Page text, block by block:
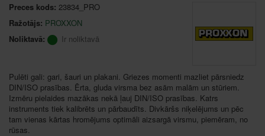
Preces kods: 23834_PRO
Ražotājs: PROXXON
Noliktavā:
Ir noliktavā
Pulēti gali: gari, šauri un plakani. Griezes momenti mazliet pārsniedz
DIN/ISO prasības. Ērta, gluda virsma bez asām malām un stūriem.
Izmēru pielaides mazākas nekā ļauj DIN/ISO prasības. Katrs
instruments tiek kalibrēts un pārbaudīts. Divkāršs niķelējums un pēc
tam vienas kārtas hromējums optimāli aizsargā virsmu, piemēram, no
rūsas.